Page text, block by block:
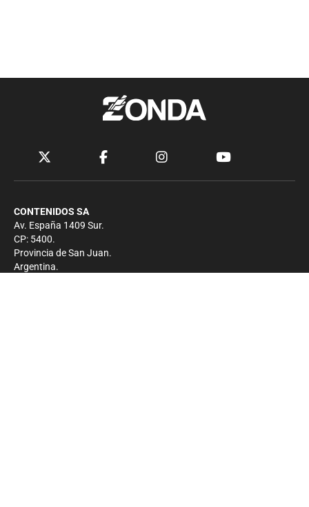
CONTENIDOS SA
Av. España 1409 Sur.
CP: 5400.
Provincia de San Juan.
Argentina.